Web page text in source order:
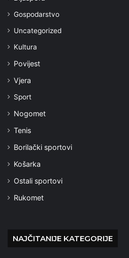
Gospodarstvo
Uncategorized
Kultura
Povijest
Vjera
Sport
Nogomet
Tenis
Borilački sportovi
Košarka
Ostali sportovi
Rukomet
NAJČITANIJE KATEGORIJE